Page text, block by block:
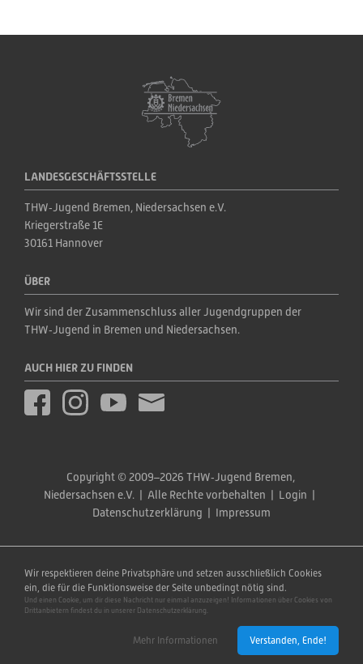
LANDESGESCHÄFTSSTELLE
THW‑Jugend Bremen, Niedersachsen e.V.
Kriegerstraße 1E
30161 Hannover
ÜBER
Wir sind der Zusammenschluss aller Jugendgruppen der
THW‑Jugend in Bremen und Niedersachsen.
AUCH HIER ZU FINDEN
Copyright © 2009–2026 THW‑Jugend Bremen,
Niedersachsen e.V.  |  Alle Rechte vorbehalten  | Login
Datenschutzerklärung
Impressum
Wir respektieren deine Privatsphäre und setzen ausschließlich Cookies
ein, die für die Funktionsweise der Seite unbedingt nötig sind.
Und einen Cookie, um dir diese Nachricht nur einmal anzuzeigen! Informationen über Cookies von
Drittanbietern findest du in unserer Datenschutzerklärung.
Mehr Informationen Verstanden, Ende!